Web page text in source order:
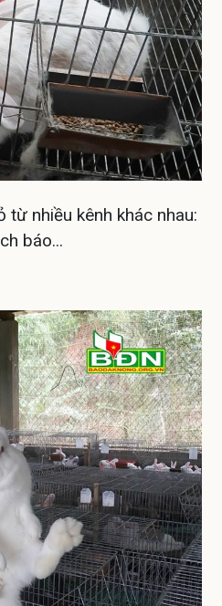
nhiều kênh khác nhau:
báo...